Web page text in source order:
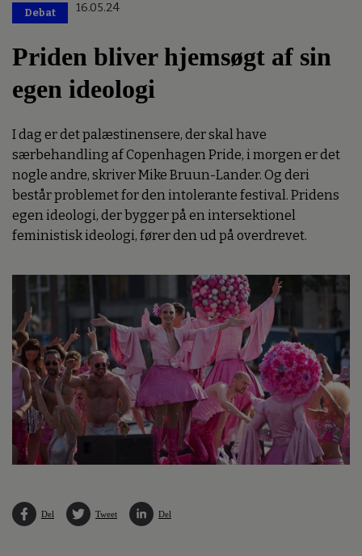
Debat 16.05.24
Priden bliver hjemsøgt af sin
egen ideologi
I dag er det palæstinensere, der skal have
særbehandling af Copenhagen Pride, i morgen er det
nogle andre, skriver Mike Bruun-Lander. Og deri
består problemet for den intolerante festival. Pridens
egen ideologi, der bygger på en intersektionel
feministisk ideologi, fører den ud på overdrevet.
Del Tweet Del